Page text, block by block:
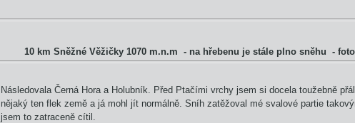
10 km Sněžné Věžičky 1070 m.n.m - na hřebenu je stále plno sněhu -
Následovala Černá Hora a Holubník. Před Ptačími vrchy jsem si docela toužebně
nějaký ten flek země a já mohl jít normálně. Sníh zatěžoval mé svalové partie
jsem to zatraceně cítil.